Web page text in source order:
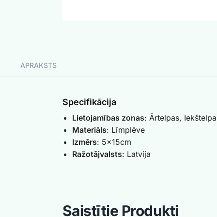
APRAKSTS
Specifikācija
Lietojamības zonas: Ārtelpas,
Materiāls: Līmplēve
Izmērs: 5x15cm
Ražotājvalsts: Latvija
Saistītie Produkti